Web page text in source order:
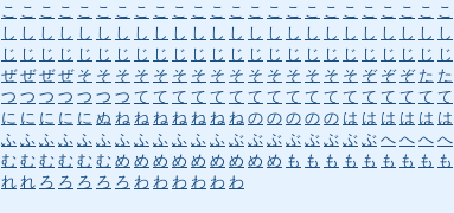
こ こ こ こ こ こ こ こ こ こ こ こ こ こ こ こ こ こ こ こ こ こ こ こ
し し し し し し し し し し し し し し し し し し し し し し し し
じ じ じ じ じ じ じ じ じ じ じ じ じ じ じ じ じ じ じ じ じ じ じ じ
ぜ ぜ ぜ ぜ そ そ そ そ そ そ そ そ そ そ そ そ そ そ そ ぞ ぞ ぞ た た
つ つ つ つ つ つ つ て て て て て て て て て て て て て て て て て
に に に に に ぬ ね ね ね ね ね ね ね の の の の の は は は は は は
ふ ふ ふ ふ ふ ふ ふ ふ ふ ふ ふ ふ ぶ ぶ ぶ ぶ ぶ ぶ ぶ ぶ へ へ へ へ
む む む む む む め め め め め め め め め も も も も も も も も も
れ れ ろ ろ ろ ろ ろ わ わ わ わ わ わ